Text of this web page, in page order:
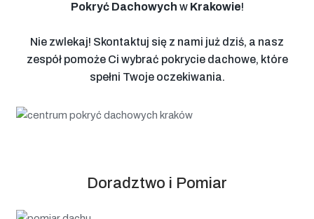
Pokryć Dachowych w Krakowie!
Nie zwlekaj! Skontaktuj się z nami już dziś, a nasz
zespół pomoże Ci wybrać pokrycie dachowe, które
spełni Twoje oczekiwania.
Doradztwo i Pomiar